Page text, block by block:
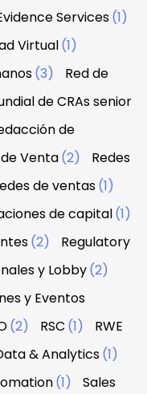
Services(1)
Virtual(1)
(3)
Red de
de CRAs senior
de
Venta(2)
Redes
de ventas(1)
de capital(1)
(2)
Regulatory
y Lobby(2)
y Eventos
(2) RSC (1)
RWE
& Analytics(1)
(1)
Sales